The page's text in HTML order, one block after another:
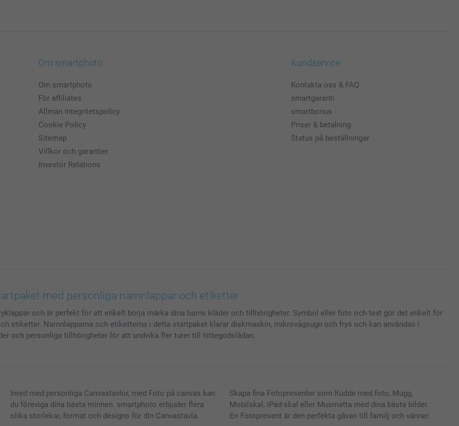
Om smartphoto
Om smartphoto
För affiliates
Allmän integritetspolicy
Cookie Policy
Sitemap
Villkor och garantier
Investor Relations
Kundservice
Kontakta oss & FAQ
smartgaranti
smartbonus
Priser & betalning
Status på beställningar
med personliga namnlappar och etiketter
och är perfekt för att enkelt börja märka dina barns kläder och tillhörigheter. Symbol eller foto och text gör det enkelt för
etiketter. Namnlapparna och etiketterna i detta startpaket klarar diskmaskin, mikrovågsugn och frys och kan användas i
och personliga tillhörigheter för att undvika fler turer till hittegodslådan.
Inred med personliga Canvastavlor, med Foto på canvas kan
du föreviga dina bästa minnen. smartphoto erbjuder flera
olika storlekar, format och designs för din Canvastavla.
Skapa fina Fotopresenter som Kudde med foto, Mugg,
Mobilskal, iPad-skal eller Musmatta med dina bästa bilder.
En Fotopresent är den perfekta gåvan till familj och vänner.